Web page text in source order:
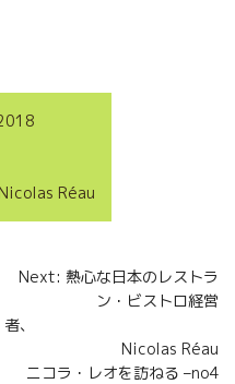
Nicolas Réau
Next: 熱心な日本のレストラ
ン・ビストロ経営
者、
Nicolas Réau
ニコラ・レオを訪ねる –no4